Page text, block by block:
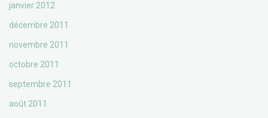
janvier 2012
décembre 2011
novembre 2011
octobre 2011
septembre 2011
août 2011